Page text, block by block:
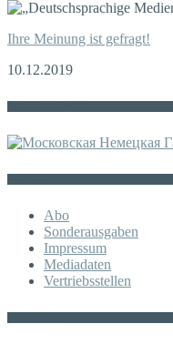
Ihre Meinung ist gefragt!
10.12.2019
Abo
Sonderausgaben
Impressum
Mediadaten
Vertriebsstellen